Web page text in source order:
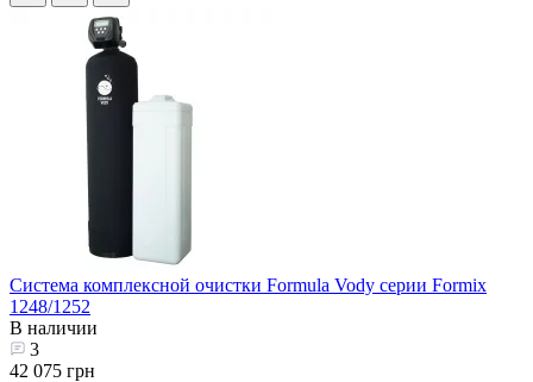
Система комплексной очистки Formula Vody серии Formix
1248/1252
В наличии
3
42 075 грн